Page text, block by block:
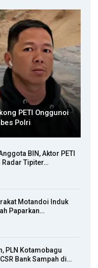
PETI Onggunoi
Polri
BIN, Aktor PETI
Tipiter…
Motandoi Induk
Paparkan…
PLN Kotamobagu
Bank Sampah di…